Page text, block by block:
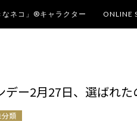
なネコ」®キャラクター ONLINE
デー2月27日、選ばれた
分類